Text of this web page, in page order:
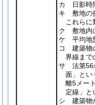
カ 日影時
キ 敷地の
これらに
ク 敷地内
ケ 平均地
コ 建築物
界線まで
サ 法第56
面」とい
離5メー
定線」と
シ 建築物